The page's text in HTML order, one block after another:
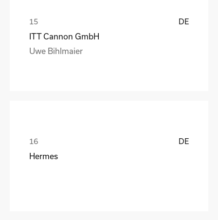
DE
ITT Cannon GmbH
Uwe Bihlmaier
DE
Hermes